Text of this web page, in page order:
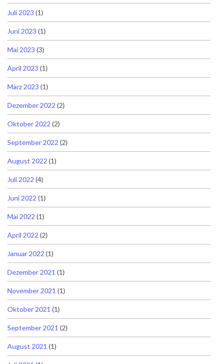
Juli 2023 (1)
Juni 2023 (1)
Mai 2023 (3)
April 2023 (1)
März 2023 (1)
Dezember 2022 (2)
Oktober 2022 (2)
September 2022 (2)
August 2022 (1)
Juli 2022 (4)
Juni 2022 (1)
Mai 2022 (1)
April 2022 (2)
Januar 2022 (1)
Dezember 2021 (1)
November 2021 (1)
Oktober 2021 (1)
September 2021 (2)
August 2021 (1)